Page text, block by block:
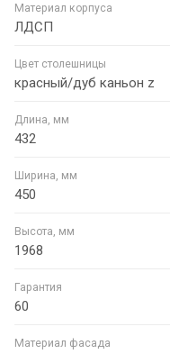
Материал корпуса
ЛДСП
Цвет столешницы
красный/дуб каньон z
Длина, мм
432
Ширина, мм
450
Высота, мм
1968
Гарантия
60
Материал фасада